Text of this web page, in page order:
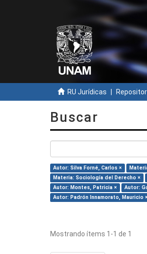
RU Jurídicas
Buscar
Autor: Silva Forné, Carlos ×
Materia: Sociología del Derecho ×
Autor: Montes, Patricia ×
Autor:
Autor: Padrón Innamorato, Mauricio ×
Mostrando ítems 1-1 de 1